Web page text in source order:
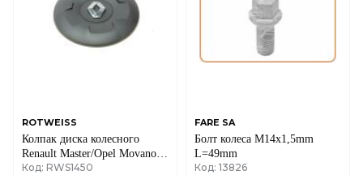
ROTWEISS
Колпак диска колесного
Renault Master/Opel Movano
98-10 (R16)
Код: RWS1450
FARE SA
Болт колеса M14x1,5mm
L=49mm
Код: 13826